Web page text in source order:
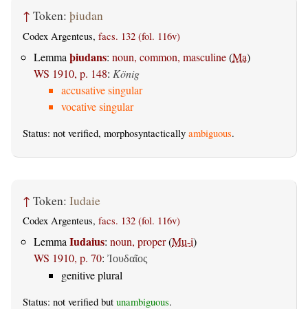
↑ Token: þiudan
Codex Argenteus, facs. 132 (fol. 116v)
Lemma þiudans: noun, common, masculine(Ma)
WS 1910, p. 148: König
accusative singular
vocative singular
Status: not verified, morphosyntactically ambiguous.
↑ Token: Iudaie
Codex Argenteus, facs. 132 (fol. 116v)
LemmaIudaius: noun, proper(Mu-i)
WS 1910, p. 70: Ἰουδαῖος
genitive plural
Status: not verified but unambiguous.